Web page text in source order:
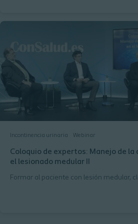
Incontinencia urinaria Webinar
Coloquio de expertos: Manejo de
el lesionado medular II
Formar al paciente con lesión medular,